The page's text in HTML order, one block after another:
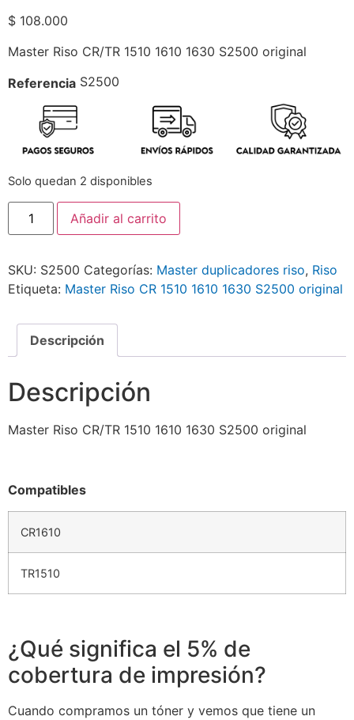
$ 108.000
Master Riso CR/TR 1510 1610 1630 S2500 original
Referencia S2500
Solo quedan 2 disponibles
Añadir al carrito
SKU: S2500 Categorías: Master duplicadores riso, Riso
Etiqueta: Master Riso CR 1510 1610 1630 S2500 original
Descripción
Descripción
Master Riso CR/TR 1510 1610 1630 S2500 original
Compatibles
CR1610
TR1510
¿Qué significa el 5% de
cobertura de impresión?
Cuando compramos un tóner y vemos que tiene un